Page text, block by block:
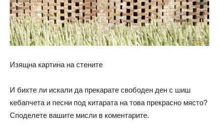
Изящна картина на стените
И бихте ли искали да прекарате свободен ден с шиш
кебапчета и песни под китарата на това прекрасно място?
Споделете вашите мисли в коментарите.